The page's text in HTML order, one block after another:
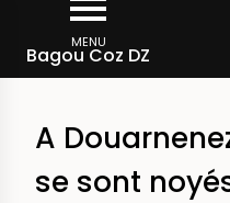
contenu
MENU
Bagou Coz DZ
d'Ariane
Rechercher dans la
A
se sont